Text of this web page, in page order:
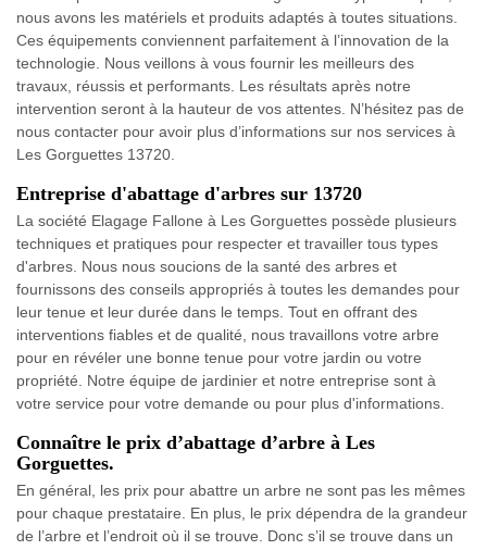
nous avons les matériels et produits adaptés à toutes situations.
Ces équipements conviennent parfaitement à l’innovation de la
technologie. Nous veillons à vous fournir les meilleurs des
travaux, réussis et performants. Les résultats après notre
intervention seront à la hauteur de vos attentes. N’hésitez pas de
nous contacter pour avoir plus d’informations sur nos services à
Les Gorguettes 13720.
Entreprise d'abattage d'arbres sur 13720
La société Elagage Fallone à Les Gorguettes possède plusieurs
techniques et pratiques pour respecter et travailler tous types
d'arbres. Nous nous soucions de la santé des arbres et
fournissons des conseils appropriés à toutes les demandes pour
leur tenue et leur durée dans le temps. Tout en offrant des
interventions fiables et de qualité, nous travaillons votre arbre
pour en révéler une bonne tenue pour votre jardin ou votre
propriété. Notre équipe de jardinier et notre entreprise sont à
votre service pour votre demande ou pour plus d'informations.
Connaître le prix d’abattage d’arbre à Les
Gorguettes.
En général, les prix pour abattre un arbre ne sont pas les mêmes
pour chaque prestataire. En plus, le prix dépendra de la grandeur
de l’arbre et l’endroit où il se trouve. Donc s’il se trouve dans un